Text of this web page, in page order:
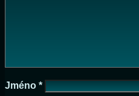
Jméno *